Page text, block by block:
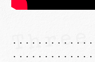
・・・・・・・・・・・・
・・・・・・・・・・・・